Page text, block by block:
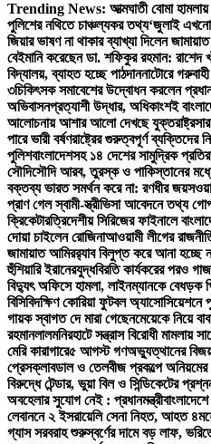
Trending News: আত্মঘাতী বোমা
পুলিশের নথিতে চাঞ্চল্যকর তথ্য‘জুলাই এখনো
জিয়ার ভাষণ না থাকার ব্যাখ্যা দিলেন
বেইমানি করেছেন ডা. শফিকুর রহমান: রাশেদ
বিদ্যালয়, ব্যাহত হচ্ছে পাঠদাননাটোরে
৩চিকিৎসক সমাবেশের উদ্বোধন করলেন
অভিবাসনপ্রত্যাশী উদ্ধার, অধিকাংশই
আলোচনায় আশার আলো দেখছে যুক্তরাষ্ট্র
পারে ভারী বর্ষণরাষ্ট্রের গুরুত্বপূর্ণ ব্যক্তিদের
পুলিশবাংলাদেশসহ ১৪ দেশের সামুদ্রিক
সৌদিসৌদি আরব, তুরস্ক ও পাকিস্তানের
বক্তব্য ভারত সমর্থন করে না: রণধীর
প্রাণ গেল স্বামী-স্ত্রীভিসা আবেদনে তথ্য
ক্রিকেটারত্রিদেশীয় সিরিজের ফাইনালে
দোয়া চাইলেন রোজিনাআওয়ামী লীগের
জামায়াত আমিরর‍্যাব বিলুপ্ত করে আনা হচ্ছে
হুঁশিয়ারি ইরানেরযুদ্ধবিরতি কার্যকরের পরও
বিদ্যুৎ অফিসে হামলা, লাইনম্যানকে বেধড়ক
বিসিবিদক্ষিণ কোরিয়া ফুটবল অ্যাসোসিয়েশনে
গায়ক স্বাগত দে মারা গেছেনমেয়েকে নিয়ে
রহমানলালমনিরহাটে সন্ত্রাস বিরোধী মামলায়
মেরি কারাগারে৫ আগস্ট গণঅভ্যুত্থানের বিজয়
প্রেসক্লাবডাল ও তেলবীজ প্রকল্পে
বিরুদ্ধে টেন্ডার, ভুয়া বিল ও সিন্ডিকেটের প্রশ্ন
অবহেলার সুযোগ নেই : প্রধানমন্ত্রী
লেবাননে ২ ইসরায়েলি সেনা নিহত, আহত ৪
গ্যাস সরবরাহ শুরুস্বর্ণের দামে বড় লাফ,